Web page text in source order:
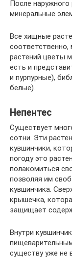
После
минеральные
Все хищные
соответственно,
растений цветы
есть и
и пурпурные),
белые).
Непентес
Существует
сотни. Эти
кувшинчики,
погоду это
полакомиться
позволяя им
кувшинчика.
крышечка,
защищает
Внутри
существу уже не